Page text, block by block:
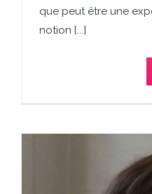
que peut être une
notion [...]